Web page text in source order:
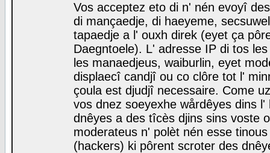
Vos acceptez eto di n' nén evoyî
di mançaedje, di haeyeme,
tapaedje a l' ouxh direk (eyet ça
Daegntoele). L' adresse IP di tos
les manaedjeus, waiburlin, eyet
displaecî candjî ou co clôre tot l'
çoula est djudjî necessaire. Come
vos dnez soeyexhe wårdêyes dins
dnêyes a des tîcès djins sins voste
moderateus n' polèt nén esse
(hackers) ki pôrent scroter des